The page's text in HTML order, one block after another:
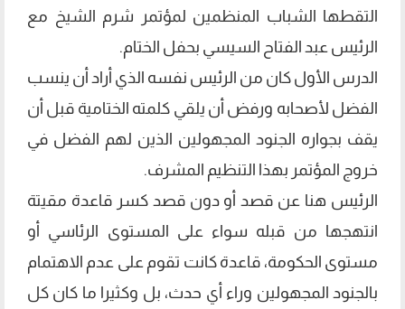
التقطها الشباب المنظمين لمؤتمر شرم الشيخ مع
الرئيس عبد الفتاح السيسي بحفل الختام.
الدرس الأول كان من الرئيس نفسه الذي أراد أن ينسب
الفضل لأصحابه ورفض أن يلقي كلمته الختامية قبل أن
يقف بجواره الجنود المجهولين الذين لهم الفضل في
خروج المؤتمر بهذا التنظيم المشرف.
الرئيس هنا عن قصد أو دون قصد كسر قاعدة مقيتة
انتهجها من قبله سواء على المستوى الرئاسي أو
مستوى الحكومة، قاعدة كانت تقوم على عدم الاهتمام
بالجنود المجهولين وراء أي حدث، بل وكثيرا ما كان كل